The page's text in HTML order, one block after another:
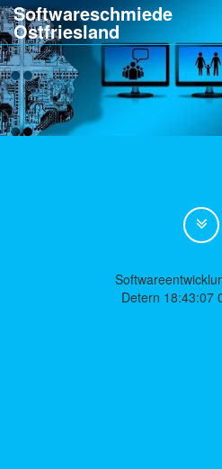
Softwareschmiede
Ostfriesland
Detern 18:43:07